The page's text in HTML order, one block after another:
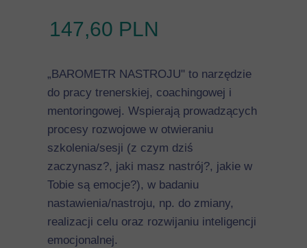
„BAROMETR NASTROJU" to narzędzie
do pracy trenerskiej, coachingowej i
mentoringowej. Wspierają prowadzących
procesy rozwojowe w otwieraniu
szkolenia/sesji (z czym dziś
zaczynasz?, jaki masz nastrój?, jakie w
Tobie są emocje?), w badaniu
nastawienia/nastroju, np. do zmiany,
realizacji celu oraz rozwijaniu inteligencji
emocjonalnej.
147,60 PLN